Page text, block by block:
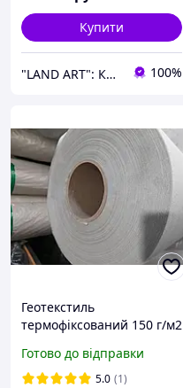
Купити
"LAND ART": Корисні товари для вашого будинку та саду! 100%
Геотекстиль
термофіксований 150 г/м2
Геотекстиль від бур'янів,
для дренажу та захисту
Готово до відправки
5.0 (1)